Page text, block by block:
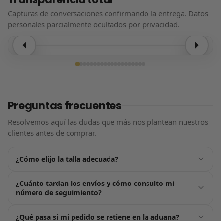
Capturas de conversaciones confirmando la entrega. Datos
personales parcialmente ocultados por privacidad.
Preguntas frecuentes
Resolvemos aquí las dudas que más nos plantean nuestros
clientes antes de comprar.
¿Cómo elijo la talla adecuada?
guía de tallas, pensada para ayudarte a acertar a la
primera. Por lo general, nuestros productos tallan de forma
¿Cuánto tardan los envíos y cómo consulto mi
número de seguimiento?
¿Qué pasa si mi pedido se retiene en la aduana?